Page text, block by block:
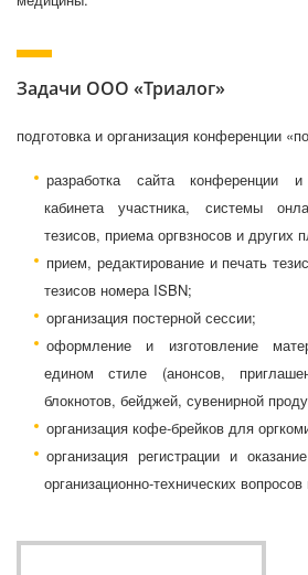
Задачи ООО «Триалог»
подготовка и организация конференции
разработка сайта конференции
кабинета участника, системы
тезисов, приема оргвзносов и других
прием, редактирование и печать
тезисов номера ISBN;
организация постерной сессии;
оформление и изготовление
едином стиле (анонсов,
блокнотов, бейджей, сувенирной
организация кофе-брейков для
организация регистрации и
организационно-технических